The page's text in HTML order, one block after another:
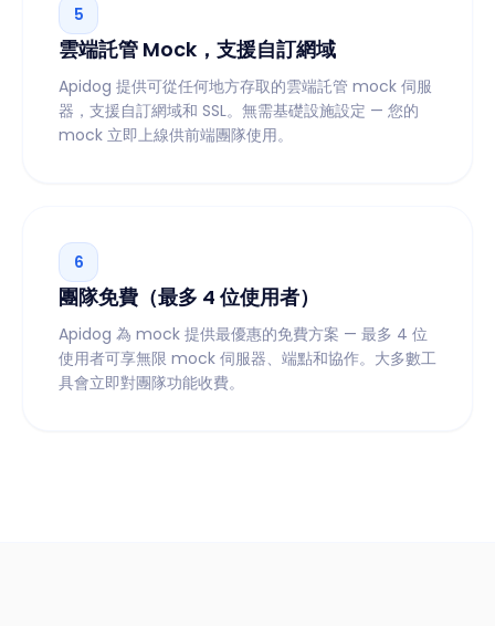
5
雲端託管 Mock，支援自訂網域
Apidog 提供可從任何地方存取的雲端託管 mock 伺服
器，支援自訂網域和 SSL。無需基礎設施設定 — 您的
mock 立即上線供前端團隊使用。
6
團隊免費（最多 4 位使用者）
Apidog 為 mock 提供最優惠的免費方案 — 最多 4 位
使用者可享無限 mock 伺服器、端點和協作。大多數工
具會立即對團隊功能收費。